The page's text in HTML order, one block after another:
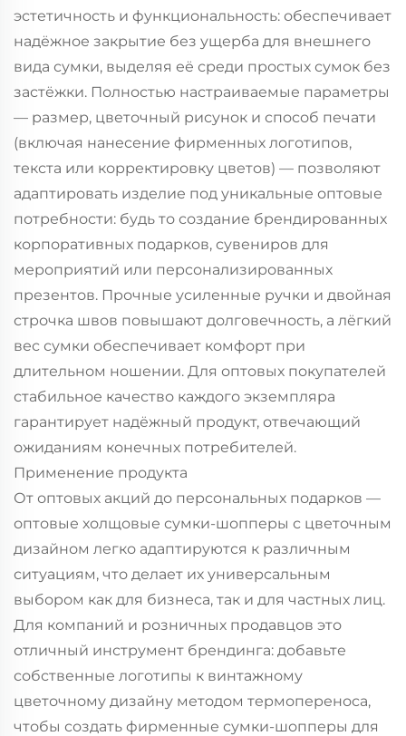
эстетичность и функциональность: обеспечивает
надёжное закрытие без ущерба для внешнего
вида сумки, выделяя её среди простых сумок без
застёжки. Полностью настраиваемые параметры
— размер, цветочный рисунок и способ печати
(включая нанесение фирменных логотипов,
текста или корректировку цветов) — позволяют
адаптировать изделие под уникальные оптовые
потребности: будь то создание брендированных
корпоративных подарков, сувениров для
мероприятий или персонализированных
презентов. Прочные усиленные ручки и двойная
строчка швов повышают долговечность, а лёгкий
вес сумки обеспечивает комфорт при
длительном ношении. Для оптовых покупателей
стабильное качество каждого экземпляра
гарантирует надёжный продукт, отвечающий
ожиданиям конечных потребителей.
Применение продукта
От оптовых акций до персональных подарков —
оптовые холщовые сумки-шопперы с цветочным
дизайном легко адаптируются к различным
ситуациям, что делает их универсальным
выбором как для бизнеса, так и для частных лиц.
Для компаний и розничных продавцов это
отличный инструмент брендинга: добавьте
собственные логотипы к винтажному
цветочному дизайну методом термопереноса,
чтобы создать фирменные сумки-шопперы для